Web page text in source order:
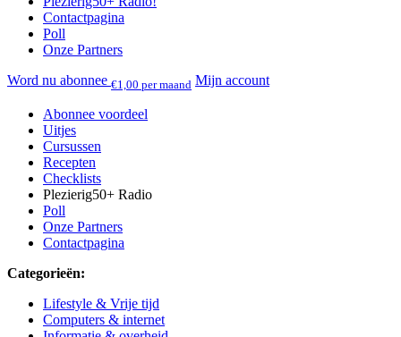
Contactpagina
Poll
Onze Partners
Word nu abonnee €1,00 per maand Mijn account
Abonnee voordeel
Uitjes
Cursussen
Recepten
Checklists
Plezierig50+ Radio
Poll
Onze Partners
Contactpagina
Categorieën:
Lifestyle & Vrije tijd
Computers & internet